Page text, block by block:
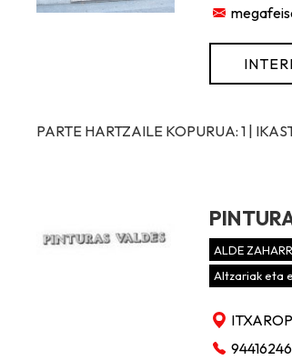
PARTE HARTZAILE KOPURUA: 1 |
ALDE
Altzariak eta